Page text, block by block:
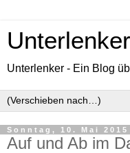
Unterlenker
Unterlenker - Ein Blog
Sonntag, 10. Mai 2015
Auf und Ab im